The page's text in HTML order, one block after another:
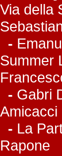
Via della
-
Summer
- Gabri
Amicacci
- La
Rapone